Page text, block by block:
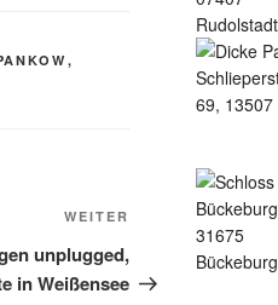
,
Nächster
WEITER
unplugged,
in Weißensee